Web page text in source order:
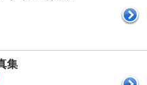
集